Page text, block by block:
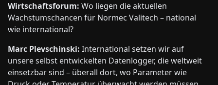
Wirtschaftsforum: Wo liegen die aktuellen
Wachstumschancen für Normec Valitech – national
wie international?
Marc Plevschinski: International setzen wir auf
unsere selbst entwickelten Datenlogger, die weltweit
einsetzbar sind – überall dort, wo Parameter wie